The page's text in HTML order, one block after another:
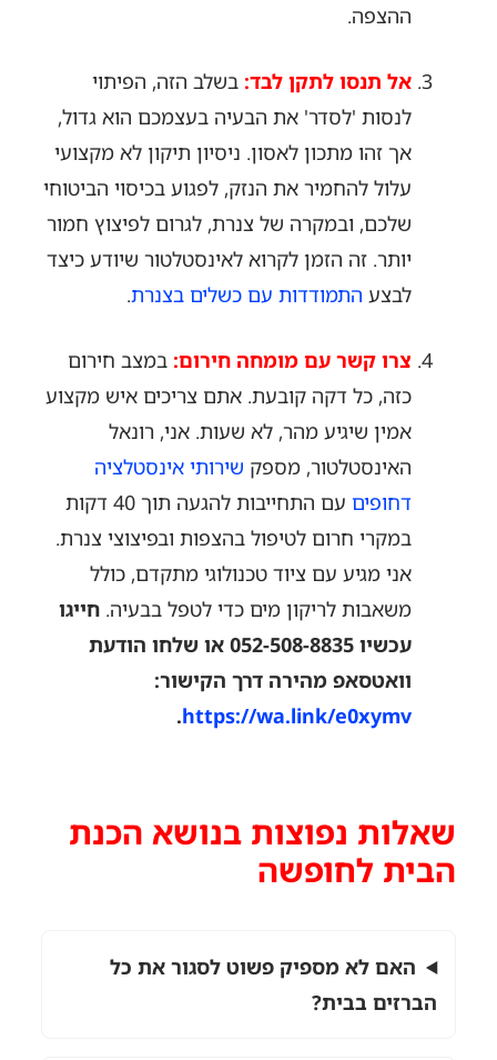
ההצפה.
אל תנסו לתקן לבד: בשלב הזה, הפיתוי
לנסות 'לסדר' את הבעיה בעצמכם הוא גדול,
אך זהו מתכון לאסון. ניסיון תיקון לא מקצועי
עלול להחמיר את הנזק, לפגוע בכיסוי הביטוחי
שלכם, ובמקרה של צנרת, לגרום לפיצוץ חמור
יותר. זה הזמן לקרוא לאינסטלטור שיודע כיצד
לבצע התמודדות עם כשלים בצנרת.
צרו קשר עם מומחה חירום: במצב חירום
כזה, כל דקה קובעת. אתם צריכים איש מקצוע
אמין שיגיע מהר, לא שעות. אני, רונאל
האינסטלטור, מספק שירותי אינסטלציה
דחופים
עם התחייבות להגעה תוך 40 דקות
במקרי חרום לטיפול בהצפות ובפיצוצי צנרת.
אני מגיע עם ציוד טכנולוגי מתקדם, כולל
משאבות לריקון מים כדי לטפל בבעיה. חייגו
עכשיו 052-508-8835 או שלחו הודעת
וואטסאפ מהירה דרך הקישור:
https://wa.link/e0xymv
.
שאלות נפוצות בנושא הכנת
הבית לחופשה
האם לא מספיק פשוט לסגור את כל
הברזים בבית?